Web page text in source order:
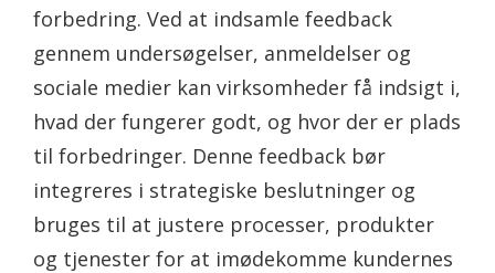
forbedring. Ved at indsamle feedback
gennem undersøgelser, anmeldelser og
sociale medier kan virksomheder få indsigt i,
hvad der fungerer godt, og hvor der er plads
til forbedringer. Denne feedback bør
integreres i strategiske beslutninger og
bruges til at justere processer, produkter
og tjenester for at imødekomme kundernes